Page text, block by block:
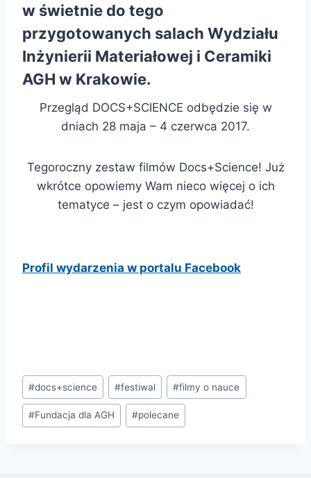
w świetnie do tego
przygotowanych salach Wydziału
Inżynierii Materiałowej i Ceramiki
AGH w Krakowie.
Przegląd DOCS+SCIENCE odbędzie się w
dniach 28 maja – 4 czerwca 2017.
Tegoroczny zestaw filmów Docs+Science! Już
wkrótce opowiemy Wam nieco więcej o ich
tematyce – jest o czym opowiadać!
Profil wydarzenia w portalu Facebook
Tagi
wpisu:
#docs+science #festiwal #filmy o nauce
#Fundacja dla AGH #polecane